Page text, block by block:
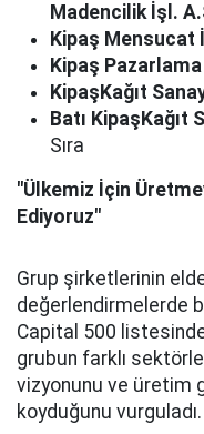
Madencilik İşl.
Kipaş Mensucat
Kipaş
KipaşKağıt
Batı KipaşKağıt
Sıra
"Ülkemiz İçin
Ediyoruz"
Grup şirketlerinin
değerlendirmelerde
Capital 500
grubun farklı
vizyonunu ve üretim
koyduğunu vurguladı.